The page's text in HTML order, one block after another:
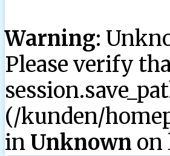
Warning:
Please verify
(/kunden/
in Unknown on